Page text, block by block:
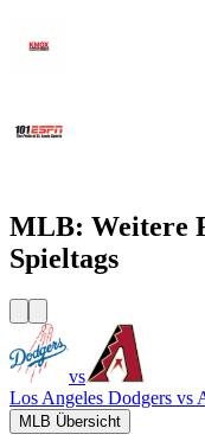
MLB: Weitere
Spieltags
vs
Los Angeles Dodgers vs
MLB Übersicht